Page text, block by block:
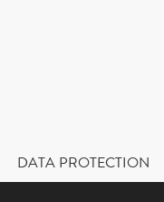
DATA PROTECTION